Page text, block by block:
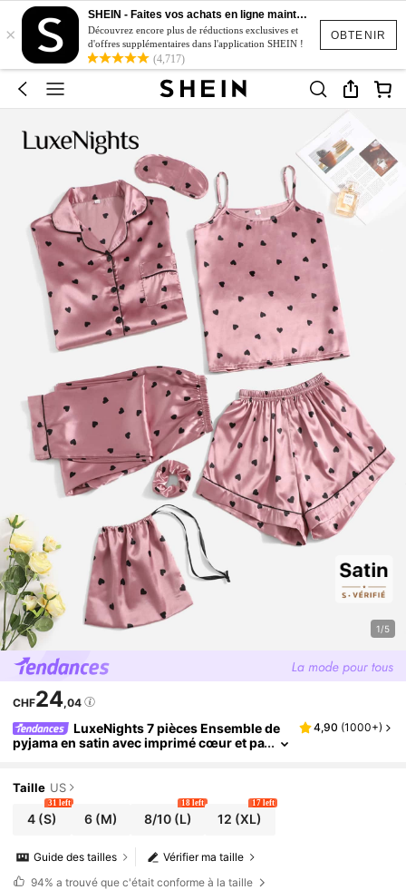
OBTENIR
×
SHEIN - Faites vos achats en ligne maintenant
Découvrez encore plus de réductions exclusives et
d'offres supplémentaires dans l'application SHEIN !
(4,717)
1/5
CHF24,04
LuxeNights 7 pièces Ensemble de
pyjama en satin avec imprimé cœur et pa
4,90 (1000+)
Taille US
4 (S)
31 left
6 (M) 8/10(L)
18 left
12 (XL)
17 left
Vérifier ma taille
Guide des tailles
94% a trouvé que c'était conforme à la taille